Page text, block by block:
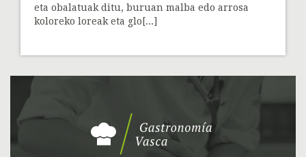
eta obalatuak ditu, buruan malba edo arrosa
koloreko loreak eta glo[...]